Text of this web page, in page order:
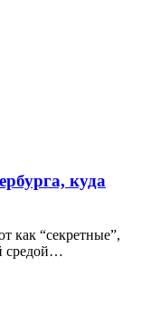
куда
как “секретные”,
средой…